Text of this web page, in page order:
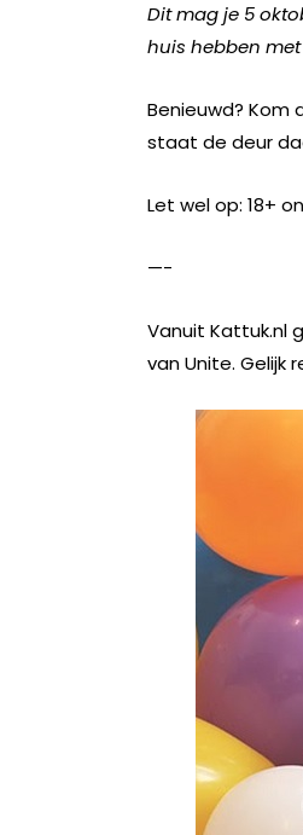
Dit mag je 5
huis hebben
Benieuwd? Kom
staat de deur
Let wel op: 18+
—-
Vanuit Kattuk.nl
van Unite. Gelijk